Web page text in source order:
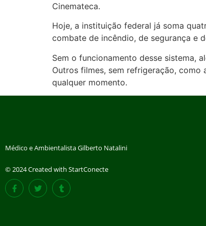
Cinemateca.
Hoje, a instituição federal já soma
combate de incêndio, de segurança e
Sem o funcionamento desse sistema,
Outros filmes, sem refrigeração,
qualquer momento.
Médico e Ambientalista Gilberto Natalini
© 2024 Created with StartConecte